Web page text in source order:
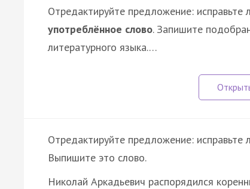
Отредактируйте предложение: исправьте
употреблённое слово. Запишите
литературного языка.…
Отредактируйте предложение: исправьте
Выпишите это слово.
Николай Аркадьевич распорядился